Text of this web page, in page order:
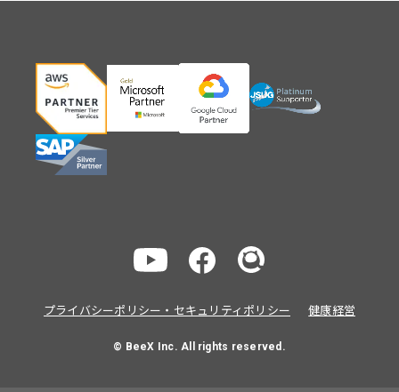
プライバシーポリシー・セキュリティポリシー 健康経営
© BeeX Inc. All rights reserved.